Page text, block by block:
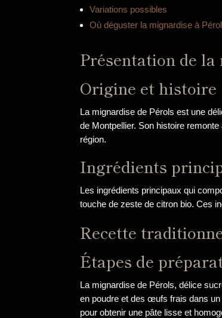
Variations possibles
Où déguster la mignardise à
Présentation de
Origine et histoire
La mignardise de Pérols est une
de Montpellier. Son histoire
région.
Ingrédients
Les ingrédients principaux qui
touche de zeste de citron bio. Ces
Recette
Étapes de
La mignardise de Pérols, délice
en poudre et des œufs frais dans
pour obtenir une pâte lisse et